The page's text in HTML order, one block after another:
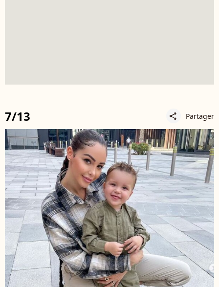
7/13 share Partager